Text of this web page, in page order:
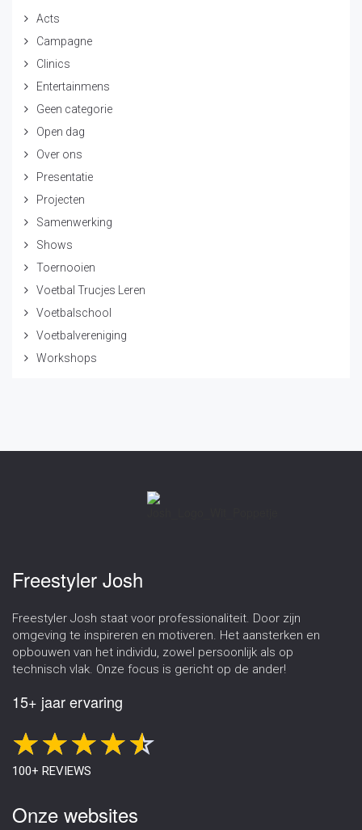
Acts
Campagne
Clinics
Entertainmens
Geen categorie
Open dag
Over ons
Presentatie
Projecten
Samenwerking
Shows
Toernooien
Voetbal Trucjes Leren
Voetbalschool
Voetbalvereniging
Workshops
Freestyler Josh
Freestyler Josh staat voor professionaliteit. Door zijn
omgeving te inspireren en motiveren. Het aansterken en
opbouwen van het individu, zowel persoonlijk als op
technisch vlak. Onze focus is gericht op de ander!
15+ jaar ervaring
100+ REVIEWS
Onze websites